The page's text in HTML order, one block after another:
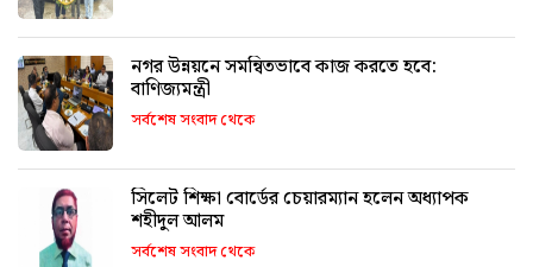
নগর উন্নয়নে সমন্বিতভাবে কাজ করতে হবে:
বাণিজ্যমন্ত্রী
সর্বশেষ সংবাদ থেকে
সিলেট শিক্ষা বোর্ডের চেয়ারম্যান হলেন অধ্যাপক
শহীদুল আলম
সর্বশেষ সংবাদ থেকে